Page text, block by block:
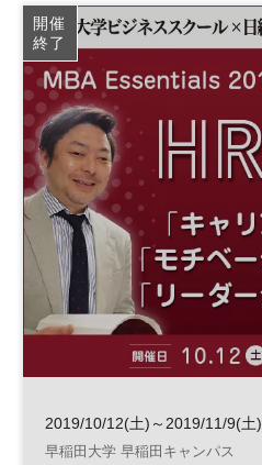
開催
終了
2019/10/12(土)～2019/11/9(土)
早稲田大学 早稲田キャンパス